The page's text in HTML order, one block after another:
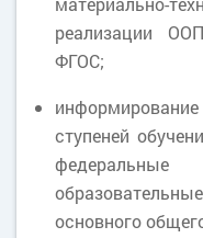
реализации
ФГОС;
ступеней
основного